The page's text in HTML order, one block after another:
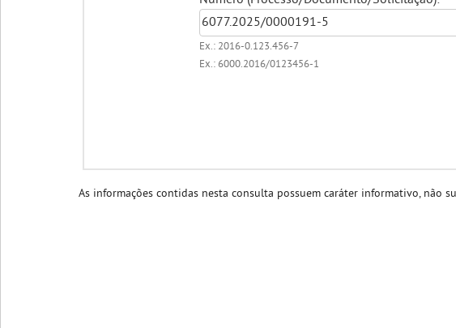
Ex.: 2016-0.123.456-7
Ex.: 6000.2016/0123456-1
As informações contidas nesta consulta possuem caráter informativo, não